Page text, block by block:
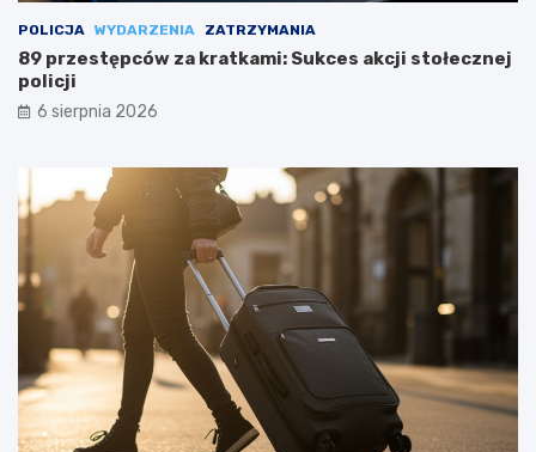
POLICJA WYDARZENIA ZATRZYMANIA
89 przestępców za kratkami: Sukces akcji stołecznej
policji
6 sierpnia 2026